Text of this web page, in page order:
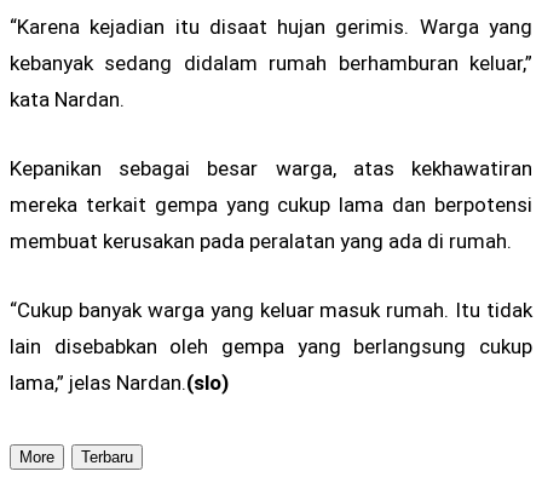
“Karena kejadian itu disaat hujan gerimis. Warga yang
kebanyak sedang didalam rumah berhamburan keluar,”
kata Nardan.
Kepanikan sebagai besar warga, atas kekhawatiran
mereka terkait gempa yang cukup lama dan berpotensi
membuat kerusakan pada peralatan yang ada di rumah.
“Cukup banyak warga yang keluar masuk rumah. Itu tidak
lain disebabkan oleh gempa yang berlangsung cukup
lama,” jelas Nardan.(slo)
More Terbaru